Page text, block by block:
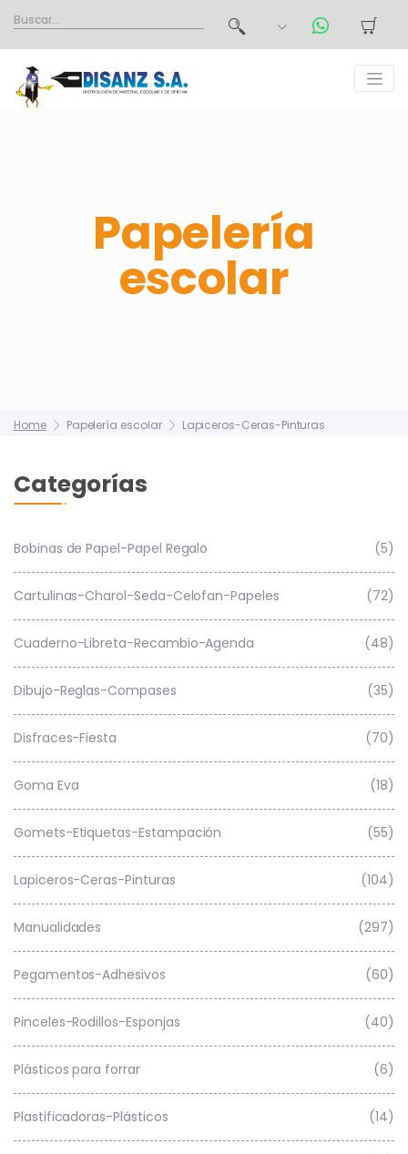
Papelería
escolar
Home Papelería escolar Lapiceros-Ceras-Pinturas
Categorías
Bobinas de Papel-Papel Regalo (5)
Cartulinas-Charol-Seda-Celofan-Papeles (72)
Cuaderno-Libreta-Recambio-Agenda (48)
Dibujo-Reglas-Compases (35)
Disfraces-Fiesta (70)
Goma Eva (18)
Gomets-Etiquetas-Estampación (55)
Lapiceros-Ceras-Pinturas (104)
Manualidades (297)
Pegamentos-Adhesivos (60)
Pinceles-Rodillos-Esponjas (40)
Plásticos para forrar (6)
Plastificadoras-Plásticos (14)